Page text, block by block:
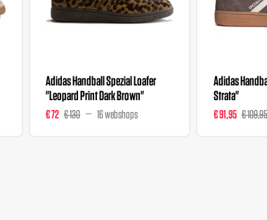
Adidas Handball Spezial Loafer
"Leopard Print Dark Brown"
€ 72 € 130 16 webshops
Adidas
Strata"
€ 91,95 € 109,95